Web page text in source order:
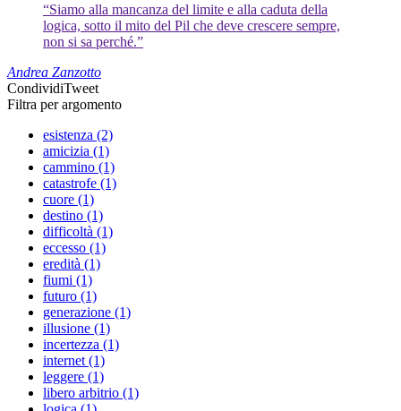
“Siamo alla mancanza del limite e alla caduta della
logica, sotto il mito del Pil che deve crescere sempre,
non si sa perché.”
Andrea Zanzotto
CondividiTweet
Filtra per argomento
esistenza (2)
amicizia (1)
cammino (1)
catastrofe (1)
cuore (1)
destino (1)
difficoltà (1)
eccesso (1)
eredità (1)
fiumi (1)
futuro (1)
generazione (1)
illusione (1)
incertezza (1)
internet (1)
leggere (1)
libero arbitrio (1)